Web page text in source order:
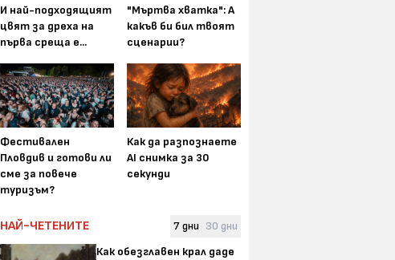
И най-подходящият
цвят за дреха на
първа среща е...
"Мъртва хватка": А
какъв би бил твоят
сценарии?
Фестивален
Пловдив и готови ли
сме за повече
туризъм?
Как да разпознаете
AI снимка за 30
секунди
НАЙ-ЧЕТЕНИТЕ 7 дни 30 дни
Как обезглавен крал даде